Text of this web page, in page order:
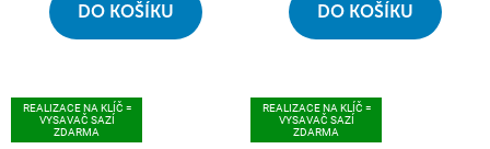
DO KOŠÍKU DO KOŠÍKU
REALIZACE NA KLÍČ =
VYSAVAČ SAZÍ
ZDARMA
REALIZACE NA KLÍČ =
VYSAVAČ SAZÍ
ZDARMA